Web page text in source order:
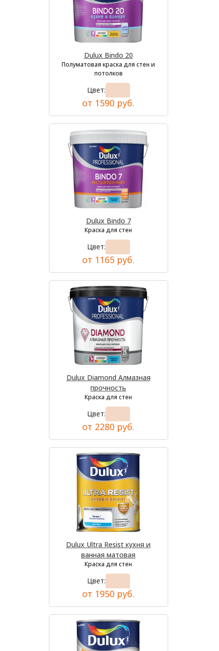
Dulux Bindo 20
Полуматовая краска для стен и
потолков
Цвет:
от 1590 руб.
Dulux Bindo 7
Краска для стен
Цвет:
от 1165 руб.
Dulux Diamond Алмазная
прочность
Краска для стен
Цвет:
от 2280 руб.
Dulux Ultra Resist кухня и
ванная матовая
Краска для стен
Цвет:
от 1950 руб.